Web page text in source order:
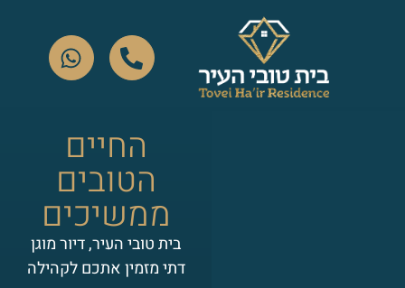
החיים
הטובים
ממשיכים
בית טובי העיר, דיור מוגן
דתי מזמין אתכם לקהילה